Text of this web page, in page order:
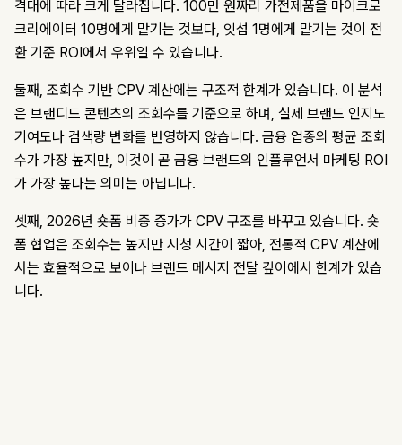
격대에 따라 크게 달라집니다. 100만 원짜리 가전제품을 마이크로
크리에이터 10명에게 맡기는 것보다, 잇섭 1명에게 맡기는 것이 전
환 기준 ROI에서 우위일 수 있습니다.
둘째, 조회수 기반 CPV 계산에는 구조적 한계가 있습니다. 이 분석
은 브랜디드 콘텐츠의 조회수를 기준으로 하며, 실제 브랜드 인지도
기여도나 검색량 변화를 반영하지 않습니다. 금융 업종의 평균 조회
수가 가장 높지만, 이것이 곧 금융 브랜드의 인플루언서 마케팅 ROI
가 가장 높다는 의미는 아닙니다.
셋째, 2026년 숏폼 비중 증가가 CPV 구조를 바꾸고 있습니다. 숏
폼 협업은 조회수는 높지만 시청 시간이 짧아, 전통적 CPV 계산에
서는 효율적으로 보이나 브랜드 메시지 전달 깊이에서 한계가 있습
니다.